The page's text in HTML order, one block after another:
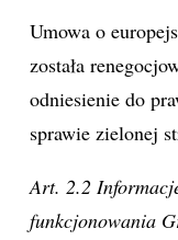
Umowa o
została
odniesienie do
sprawie zielonej
Art. 2.2
funkcjonowania